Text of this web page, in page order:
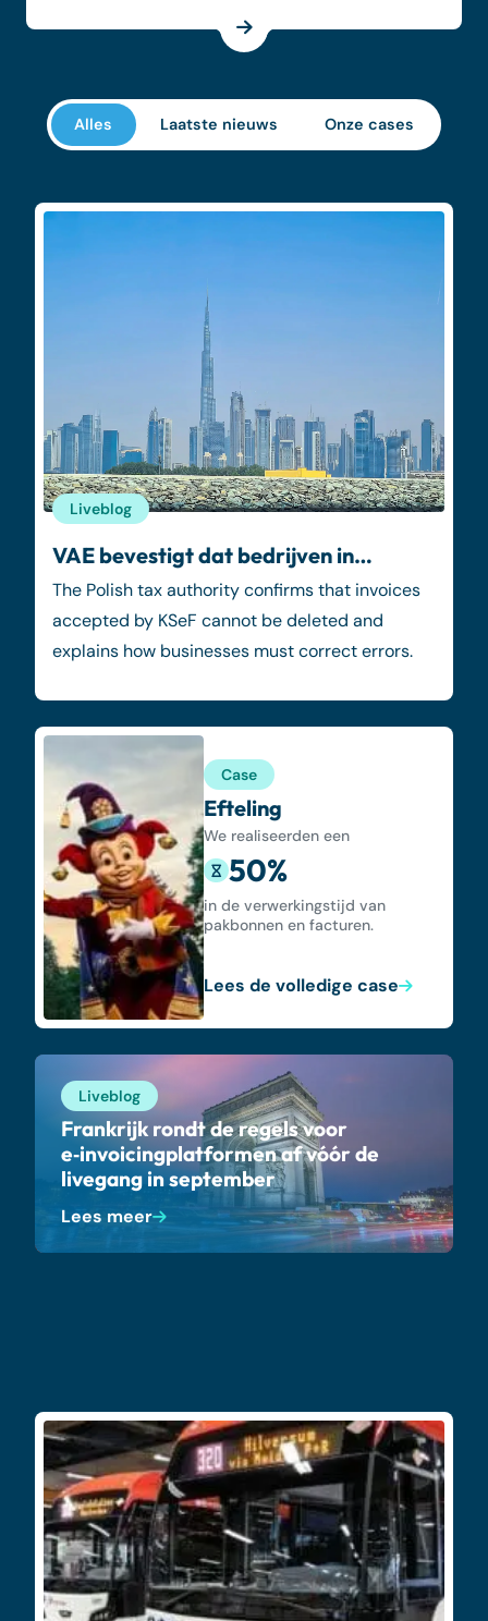
Alles Laatste nieuws Onze cases
VAE bevestigt dat bedrijven in…
The Polish tax authority confirms that invoices
accepted by KSeF cannot be deleted and
explains how businesses must correct errors.
Liveblog
Case
Efteling
We realiseerden een
50%
in de verwerkingstijd van
pakbonnen en facturen.
Lees de volledige case
Liveblog
Frankrijk rondt de regels voor
e‑invoicingplatformen af vóór de
livegang in september
Lees meer